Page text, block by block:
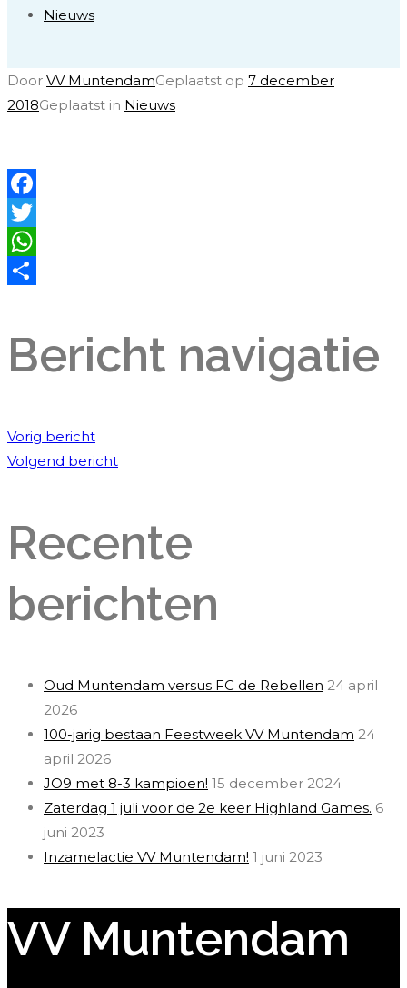
Nieuws
Door VV MuntendamGeplaatst op 7 december
2018Geplaatst in Nieuws
Facebook
Twitter
WhatsApp
Bericht navigatie
Vorig bericht
Volgend bericht
Recente
berichten
Oud Muntendam versus FC de Rebellen 24 april
2026
100-jarig bestaan Feestweek VV Muntendam 24
april 2026
JO9 met 8-3 kampioen! 15 december 2024
Zaterdag 1 juli voor de 2e keer Highland Games. 6
juni 2023
Inzamelactie VV Muntendam! 1 juni 2023
VV Muntendam